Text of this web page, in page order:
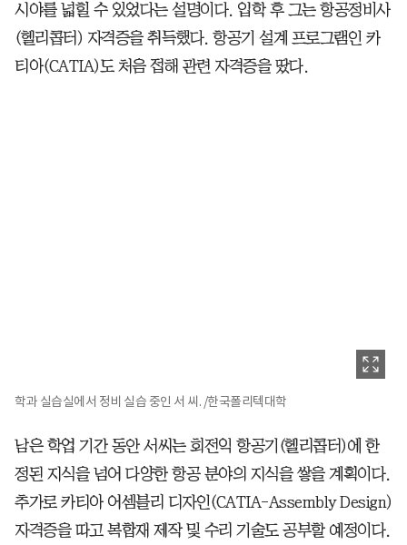
시야를 넓힐 수 있었다는 설명이다. 입학 후 그는 항공정비사
(헬리콥터) 자격증을 취득했다. 항공기 설계 프로그램인 카
티아(CATIA)도 처음 접해 관련 자격증을 땄다.
학과 실습실에서 정비 실습 중인 서 씨. /한국폴리텍대학
남은 학업 기간 동안 서씨는 회전익 항공기(헬리콥터)에 한
정된 지식을 넘어 다양한 항공 분야의 지식을 쌓을 계획이다.
추가로 카티아 어셈블리 디자인(CATIA-Assembly Design)
자격증을 따고 복합재 제작 및 수리 기술도 공부할 예정이다.